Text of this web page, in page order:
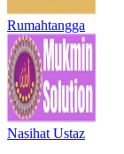
Rumahtangga
Nasihat Ustaz